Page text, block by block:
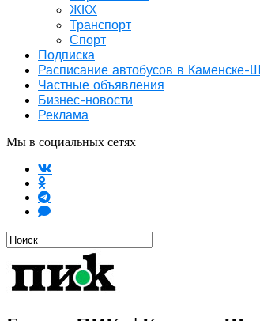
ЖКХ
Транспорт
Спорт
Подписка
Расписание автобусов в
Частные объявления
Бизнес-новости
Реклама
Мы в социальных сетях